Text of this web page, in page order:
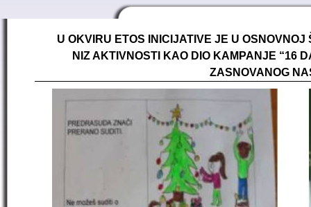
U OKVIRU ETOS INICIJATIVE JE U
NIZ AKTIVNOSTI KAO DIO KAMPANJE “16
ZASNOVANOG